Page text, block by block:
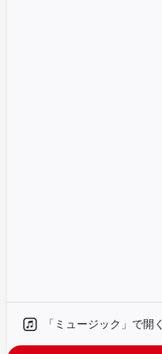
「ミュージック」で開く